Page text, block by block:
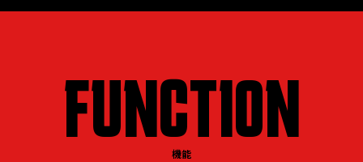
FUNCTION
機能